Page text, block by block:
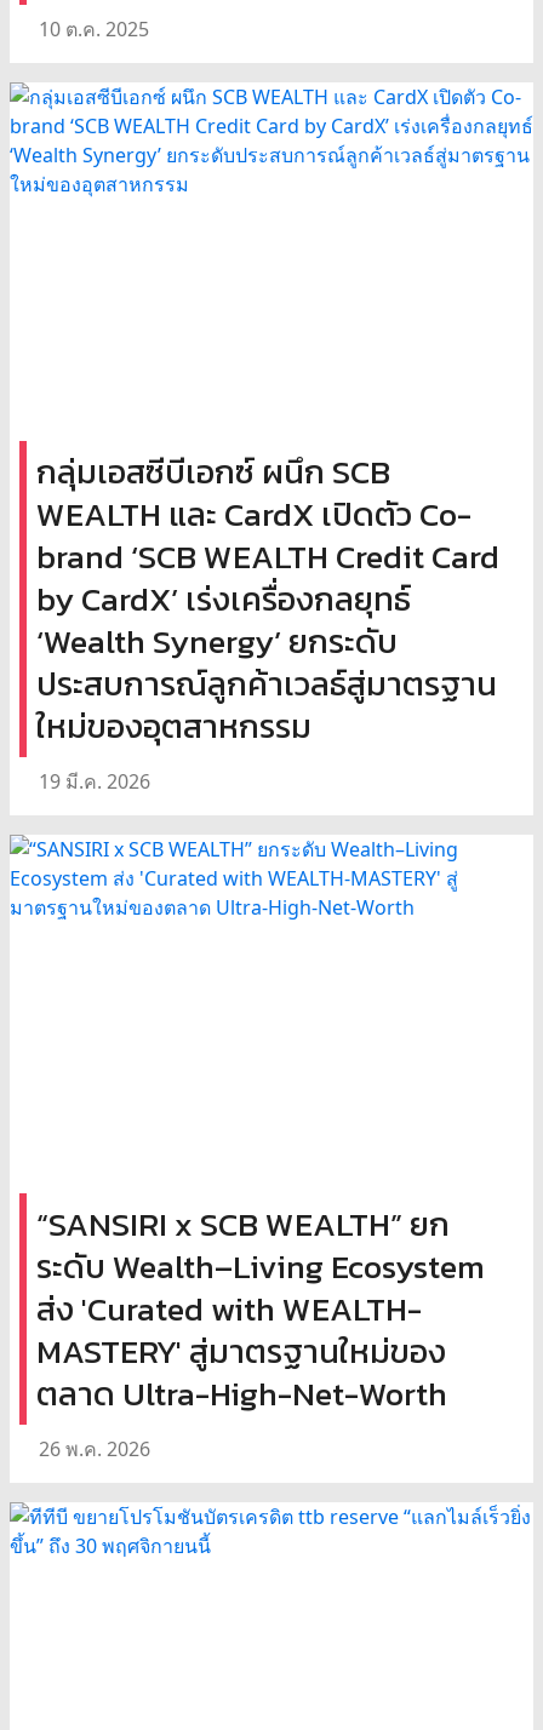
10 ต.ค. 2025
กลุ่มเอสซีบีเอกซ์ ผนึก SCB
WEALTH และ CardX เปิดตัว Co-
brand ‘SCB WEALTH Credit Card
by CardX’ เร่งเครื่องกลยุทธ์
‘Wealth Synergy’ ยกระดับ
ประสบการณ์ลูกค้าเวลธ์สู่มาตรฐาน
ใหม่ของอุตสาหกรรม
19 มี.ค. 2026
“SANSIRI x SCB WEALTH” ยก
ระดับ Wealth–Living Ecosystem
ส่ง 'Curated with WEALTH-
MASTERY' สู่มาตรฐานใหม่ของ
ตลาด Ultra-High-Net-Worth
26 พ.ค. 2026